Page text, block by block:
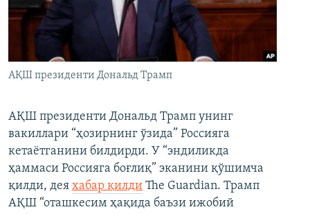
АҚШ президенти Дональд Трамп
АҚШ президенти Дональд Трамп унинг
вакиллари “ҳозирнинг ўзида” Россияга
кетаётганини билдирди. У “эндиликда
ҳаммаси Россияга боғлиқ” эканини қўшимча
қилди, дея хабар қилди The Guardian. Трамп
АҚШ “оташкесим ҳақида баъзи ижобий